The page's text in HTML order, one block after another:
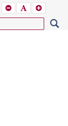
KISEBB
BETŰTÍPUS
BEÁLLÍTÁSA
BETŰMÉRET
BEÁLLÍTÁSA